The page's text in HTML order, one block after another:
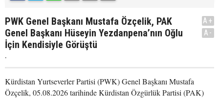
PWK Genel Başkanı Mustafa Özçelik, PAK
Genel Başkanı Hüseyin Yezdanpena’nın Oğlu
İçin Kendisiyle Görüştü
.
A+
A-
Kürdistan Yurtseverler Partisi (PWK) Genel Başkanı Mustafa
Özçelik, 05.08.2026 tarihinde Kürdistan Özgürlük Partisi (PAK)